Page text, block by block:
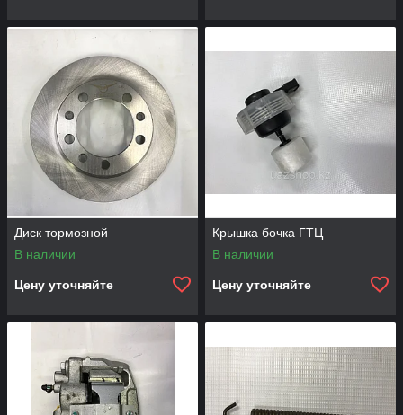
Диск тормозной
В наличии
Цену уточняйте
Крышка бочка ГТЦ
В наличии
Цену уточняйте